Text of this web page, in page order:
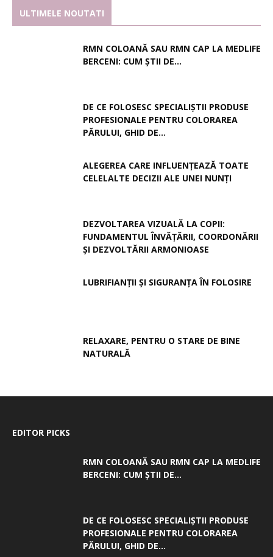
ULTIMELE NOUTATI
RMN COLOANĂ SAU RMN CAP LA MEDLIFE
BERCENI: CUM ȘTII DE...
DE CE FOLOSESC SPECIALIȘTII PRODUSE
PROFESIONALE PENTRU COLORAREA
PĂRULUI, GHID DE...
ALEGEREA CARE INFLUENȚEAZĂ TOATE
CELELALTE DECIZII ALE UNEI NUNȚI
DEZVOLTAREA VIZUALĂ LA COPII:
FUNDAMENTUL ÎNVĂȚĂRII, COORDONĂRII
ȘI DEZVOLTĂRII ARMONIOASE
LUBRIFIANȚII ȘI SIGURANȚA ÎN FOLOSIRE
RELAXARE, PENTRU O STARE DE BINE
NATURALĂ
EDITOR PICKS
RMN COLOANĂ SAU RMN CAP LA MEDLIFE
BERCENI: CUM ȘTII DE...
DE CE FOLOSESC SPECIALIȘTII PRODUSE
PROFESIONALE PENTRU COLORAREA
PĂRULUI, GHID DE...